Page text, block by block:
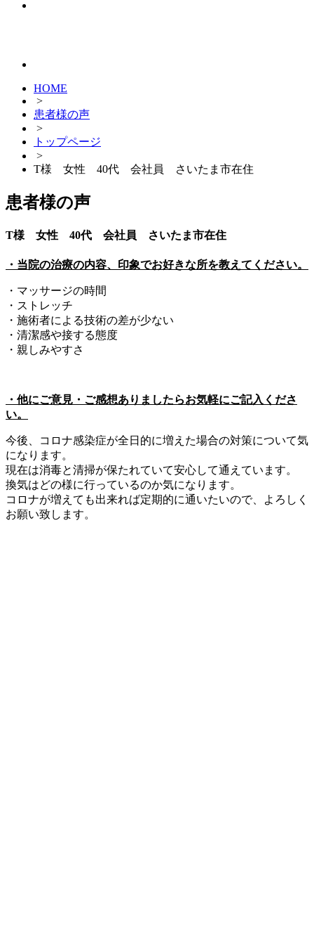
HOME
>
患者様の声
>
トップページ
>
T様 女性 40代 会社員 さいたま市在住
患者様の声
T様 女性 40代 会社員 さいたま市在住
・当院の治療の内容、印象でお好きな所を教えてください。
・マッサージの時間
・ストレッチ
・施術者による技術の差が少ない
・清潔感や接する態度
・親しみやすさ
・他にご意見・ご感想ありましたらお気軽にご記入くださ
い。
今後、コロナ感染症が全日的に増えた場合の対策について気
になります。
現在は消毒と清掃が保たれていて安心して通えています。
換気はどの様に行っているのか気になります。
コロナが増えても出来れば定期的に通いたいので、よろしく
お願い致します。